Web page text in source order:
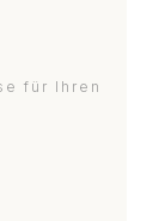
für Ihren